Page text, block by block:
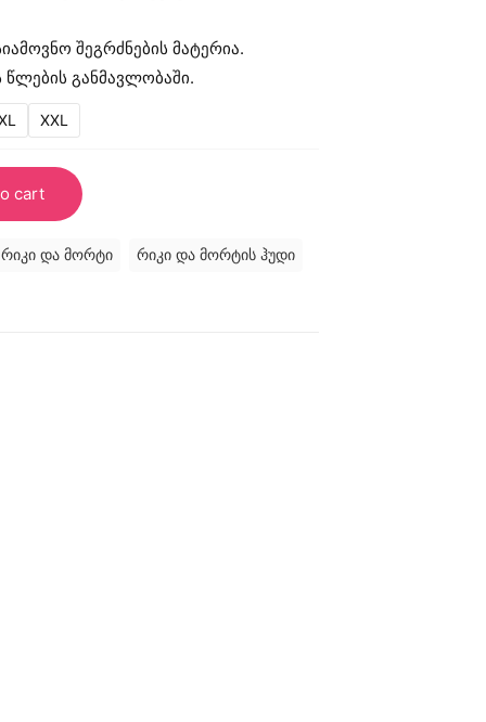
შეგრძნების მატერია.
წლების განმავლობაში.
XXL
cart
რიკი და მორტი რიკი და მორტის ჰუდი